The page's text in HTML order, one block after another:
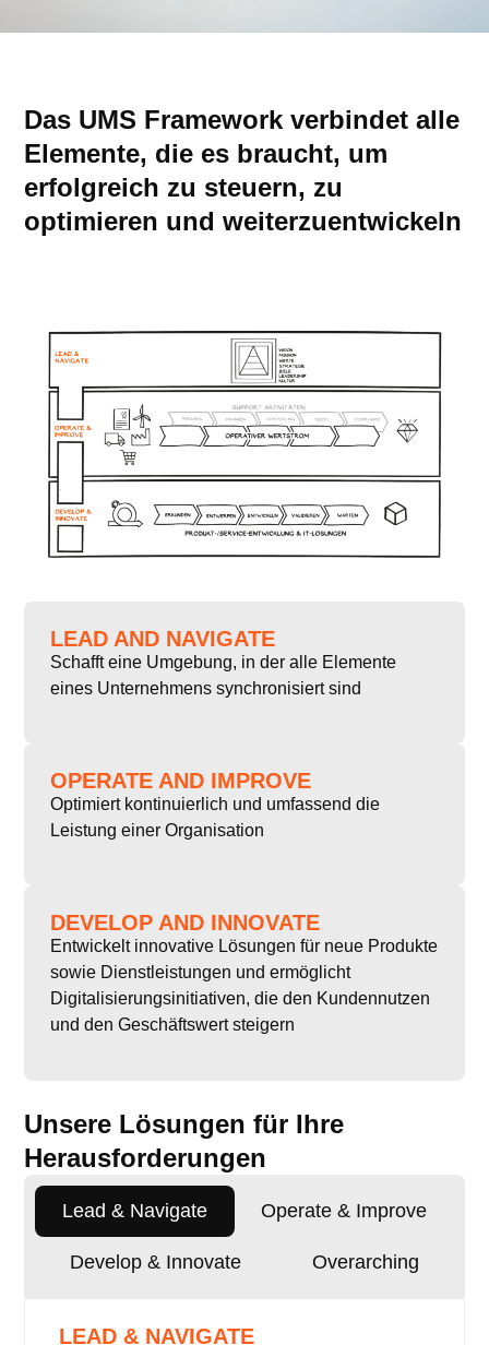
Das UMS Framework verbindet alle
Elemente, die es braucht, um
erfolgreich zu steuern, zu
optimieren und weiterzuentwickeln
LEAD AND NAVIGATE
Schafft eine Umgebung, in der alle Elemente
eines Unternehmens synchronisiert sind
OPERATE AND IMPROVE
Optimiert kontinuierlich und umfassend die
Leistung einer Organisation
DEVELOP AND INNOVATE
Entwickelt innovative Lösungen für neue Produkte
sowie Dienstleistungen und ermöglicht
Digitalisierungsinitiativen, die den Kundennutzen
und den Geschäftswert steigern
Unsere Lösungen für Ihre
Herausforderungen
Lead & Navigate Operate & Improve
Develop & Innovate Overarching
LEAD & NAVIGATE